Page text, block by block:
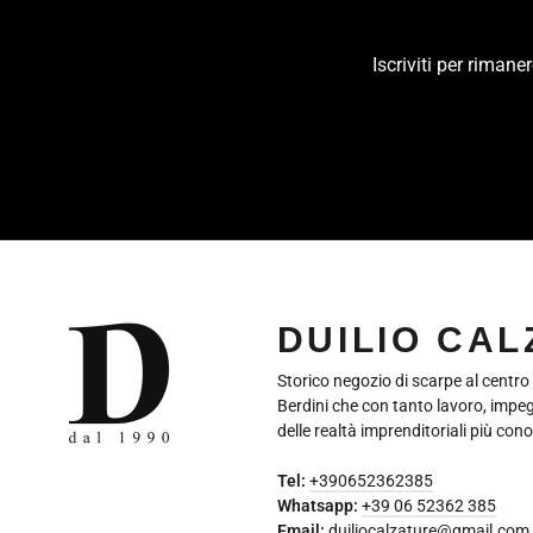
Iscriviti per
DUILIO
Storico negozio di scarpe al
Berdini che con tanto lavoro,
delle realtà imprenditoriali più
Tel: +390652362385
Whatsapp: +39 06 52362 385